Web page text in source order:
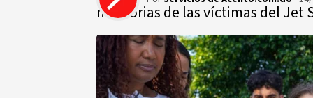
memorias de las víctimas del Jet